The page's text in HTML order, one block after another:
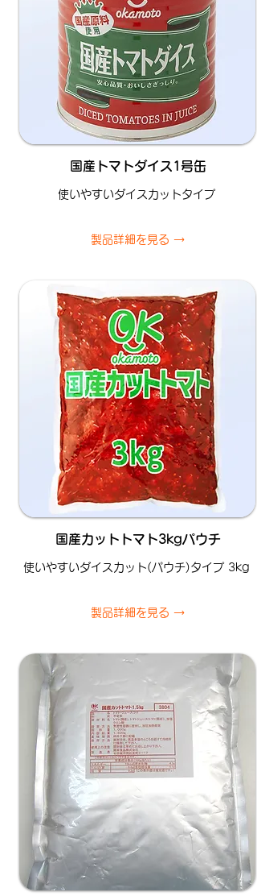
国産トマトダイス1号缶
使いやすいダイスカットタイプ
製品詳細を見る →
国産カットトマト3kgパウチ
使いやすいダイスカット(パウチ)タイプ 3kg
製品詳細を見る →